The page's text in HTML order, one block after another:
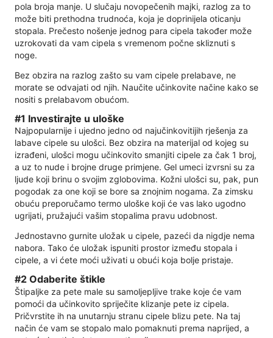
pola broja manje. U slučaju novopečenih majki, razlog za to
može biti prethodna trudnoća, koja je doprinijela oticanju
stopala. Prečesto nošenje jednog para cipela također može
uzrokovati da vam cipela s vremenom počne skliznuti s
noge.
Bez obzira na razlog zašto su vam cipele prelabave, ne
morate se odvajati od njih. Naučite učinkovite načine kako se
nositi s prelabavom obućom.
#1 Investirajte u uloške
Najpopularnije i ujedno jedno od najučinkovitijih rješenja za
labave cipele su ulošci. Bez obzira na materijal od kojeg su
izrađeni, ulošci mogu učinkovito smanjiti cipele za čak 1 broj,
a uz to nude i brojne druge primjene. Gel umeci izvrsni su za
ljude koji brinu o svojim zglobovima. Kožni ulošci su, pak, pun
pogodak za one koji se bore sa znojnim nogama. Za zimsku
obuću preporučamo termo uloške koji će vas lako ugodno
ugrijati, pružajući vašim stopalima pravu udobnost.
Jednostavno gurnite uložak u cipele, pazeći da nigdje nema
nabora. Tako će uložak ispuniti prostor između stopala i
cipele, a vi ćete moći uživati ​​u obući koja bolje pristaje.
#2 Odaberite štikle
Štipaljke za pete male su samoljepljive trake koje će vam
pomoći da učinkovito spriječite klizanje pete iz cipela.
Pričvrstite ih na unutarnju stranu cipele blizu pete. Na taj
način će vam se stopalo malo pomaknuti prema naprijed, a